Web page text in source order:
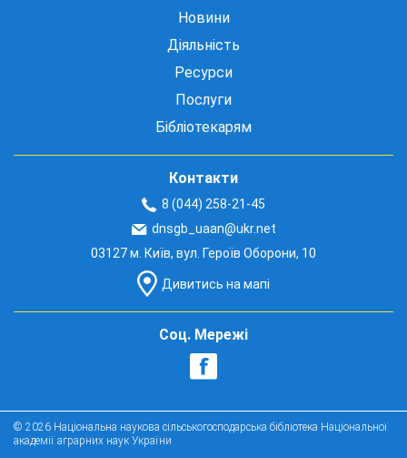
Новини
Діяльність
Ресурси
Послуги
Бібліотекарям
Контакти
8 (044) 258-21-45
dnsgb_uaan@ukr.net
03127 м. Київ, вул. Героїв Оборони, 10
Дивитись на мапі
Соц. Мережі
© 2026 Національна наукова сільськогосподарська бібліотека Національної
академії аграрних наук України